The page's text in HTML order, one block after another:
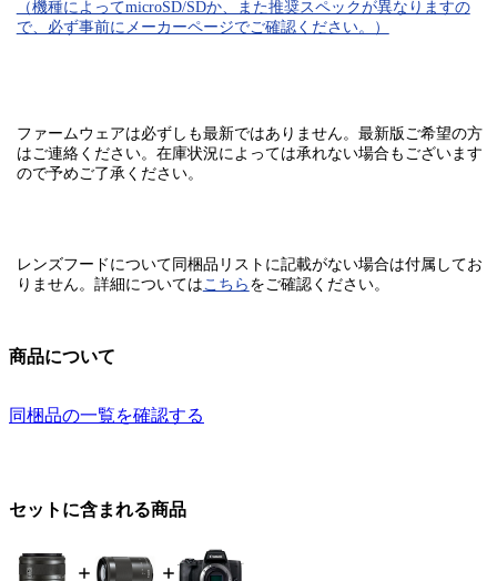
（機種によってmicroSD/SDか、また推奨スペックが異なりますの
で、必ず事前にメーカーページでご確認ください。）
ファームウェアは必ずしも最新ではありません。最新版ご希望の方
はご連絡ください。在庫状況によっては承れない場合もございます
ので予めご了承ください。
レンズフードについて同梱品リストに記載がない場合は付属してお
りません。 詳細についてはこちら をご確認ください。
商品について
同梱品の一覧を確認する
セットに含まれる商品